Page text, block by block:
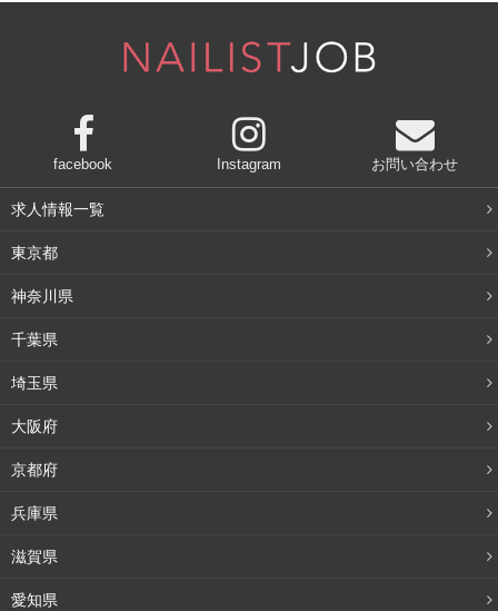
facebook Instagram お問い合わせ
求人情報一覧
東京都
神奈川県
千葉県
埼玉県
大阪府
京都府
兵庫県
滋賀県
愛知県